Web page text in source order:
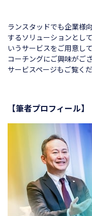
ランスタッドでも企業様
するソリューションとし
いうサービスをご用意し
コーチングにご興味がご
サービスページもご覧くだ
【筆者プロフィール】